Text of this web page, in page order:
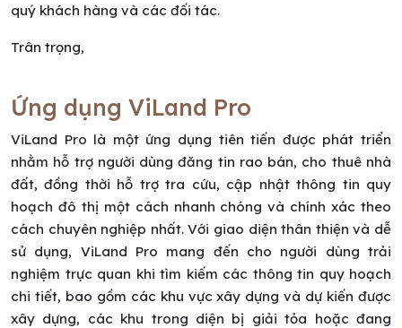
quý khách hàng và các đối tác.
Trân trọng,
Ứng dụng ViLand Pro
ViLand Pro là một ứng dụng tiên tiến được phát triển
nhằm hỗ trợ người dùng đăng tin rao bán, cho thuê nhà
đất, đồng thời hỗ trợ tra cứu, cập nhật thông tin quy
hoạch đô thị một cách nhanh chóng và chính xác theo
cách chuyên nghiệp nhất. Với giao diện thân thiện và dễ
sử dụng, ViLand Pro mang đến cho người dùng trải
nghiệm trực quan khi tìm kiếm các thông tin quy hoạch
chi tiết, bao gồm các khu vực xây dựng và dự kiến được
xây dựng, các khu trong diện bị giải tỏa hoặc đang